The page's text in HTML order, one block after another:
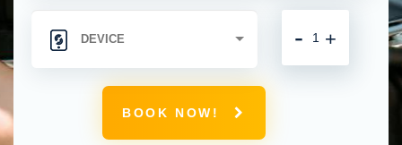
+
-
BOOK NOW!